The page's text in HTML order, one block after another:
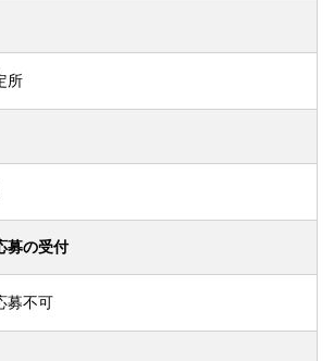
所
募の受付
募不可